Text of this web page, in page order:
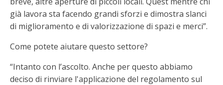
già lavora sta facendo grandi sforzi e dimostra slanci
di miglioramento e di valorizzazione di spazi e merci”.
Come potete aiutare questo settore?
“Intanto con l’ascolto. Anche per questo abbiamo
deciso di rinviare l'applicazione del regolamento sul